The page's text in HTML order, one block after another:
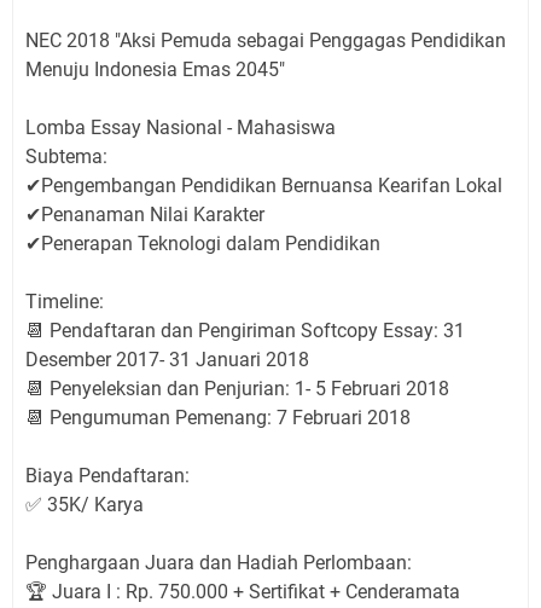
NEC 2018 "Aksi Pemuda sebagai Penggagas Pendidikan
Menuju Indonesia Emas 2045"
Lomba Essay Nasional - Mahasiswa
Subtema:
✔Pengembangan Pendidikan Bernuansa Kearifan Lokal
✔Penanaman Nilai Karakter
✔Penerapan Teknologi dalam Pendidikan
Timeline:
📆 Pendaftaran dan Pengiriman Softcopy Essay: 31
Desember 2017- 31 Januari 2018
📆 Penyeleksian dan Penjurian: 1- 5 Februari 2018
📆 Pengumuman Pemenang: 7 Februari 2018
Biaya Pendaftaran:
✅ 35K/ Karya
Penghargaan Juara dan Hadiah Perlombaan:
🏆 Juara I : Rp. 750.000 + Sertifikat + Cenderamata